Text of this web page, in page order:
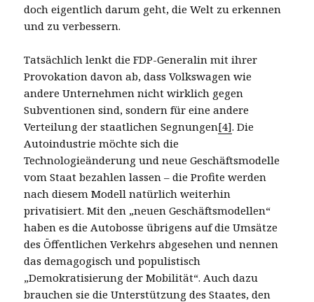
doch eigentlich darum geht, die Welt zu erkennen
und zu verbessern.
Tatsächlich lenkt die FDP-Generalin mit ihrer
Provokation davon ab, dass Volkswagen wie
andere Unternehmen nicht wirklich gegen
Subventionen sind, sondern für eine andere
Verteilung der staatlichen Segnungen[4]. Die
Autoindustrie möchte sich die
Technologieänderung und neue Geschäftsmodelle
vom Staat bezahlen lassen – die Profite werden
nach diesem Modell natürlich weiterhin
privatisiert. Mit den „neuen Geschäftsmodellen“
haben es die Autobosse übrigens auf die Umsätze
des Öffentlichen Verkehrs abgesehen und nennen
das demagogisch und populistisch
„Demokratisierung der Mobilität“. Auch dazu
brauchen sie die Unterstützung des Staates, den